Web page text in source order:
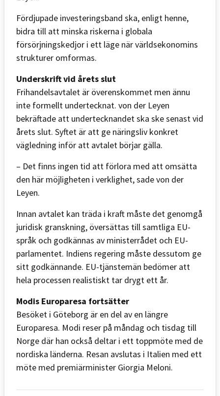
Fördjupade investeringsband ska, enligt henne,
bidra till att minska riskerna i globala
försörjningskedjor i ett läge när världsekonomins
strukturer omformas.
Underskrift vid årets slut
Frihandelsavtalet är överenskommet men ännu
inte formellt undertecknat. von der Leyen
bekräftade att undertecknandet ska ske senast vid
årets slut. Syftet är att ge näringsliv konkret
vägledning inför att avtalet börjar gälla.
– Det finns ingen tid att förlora med att omsätta
den här möjligheten i verklighet, sade von der
Leyen.
Innan avtalet kan träda i kraft måste det genomgå
juridisk granskning, översättas till samtliga EU-
språk och godkännas av ministerrådet och EU-
parlamentet. Indiens regering måste dessutom ge
sitt godkännande. EU-tjänstemän bedömer att
hela processen realistiskt tar drygt ett år.
Modis Europaresa fortsätter
Besöket i Göteborg är en del av en längre
Europaresa. Modi reser på måndag och tisdag till
Norge där han också deltar i ett toppmöte med de
nordiska länderna. Resan avslutas i Italien med ett
möte med premiärminister Giorgia Meloni.